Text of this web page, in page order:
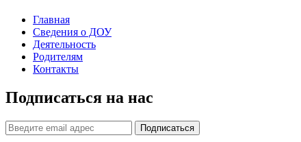
Главная
Сведения о ДОУ
Деятельность
Родителям
Контакты
Подписаться на нас